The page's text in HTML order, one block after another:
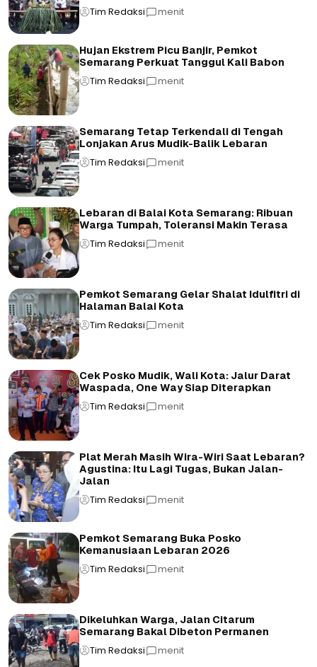
Tim Redaksi menit
Hujan Ekstrem Picu Banjir, Pemkot
Semarang Perkuat Tanggul Kali Babon
Tim Redaksi menit
Semarang Tetap Terkendali di Tengah
Lonjakan Arus Mudik-Balik Lebaran
Tim Redaksi menit
Lebaran di Balai Kota Semarang: Ribuan
Warga Tumpah, Toleransi Makin Terasa
Tim Redaksi menit
Pemkot Semarang Gelar Shalat Idulfitri di
Halaman Balai Kota
Tim Redaksi menit
Cek Posko Mudik, Wali Kota: Jalur Darat
Waspada, One Way Siap Diterapkan
Tim Redaksi menit
Plat Merah Masih Wira-Wiri Saat Lebaran?
Agustina: Itu Lagi Tugas, Bukan Jalan-
Jalan
Tim Redaksi menit
Pemkot Semarang Buka Posko
Kemanusiaan Lebaran 2026
Tim Redaksi menit
Dikeluhkan Warga, Jalan Citarum
Semarang Bakal Dibeton Permanen
Tim Redaksi menit